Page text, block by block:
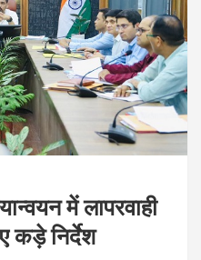
में लापरवाही
कड़े निर्देश